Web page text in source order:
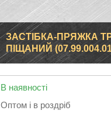
ЗАСТІБКА-ПРЯЖКА
ПІЩАНИЙ
В наявності
Оптом і в роздріб